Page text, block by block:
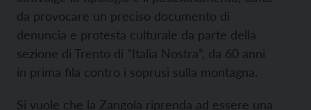
da provocare un preciso documento di
denuncia e protesta culturale da parte della
sezione di Trento di “Italia Nostra”, da 60 anni
in prima fila contro i soprusi sulla montagna.
Si vuole che la Zangola riprenda ad essere una